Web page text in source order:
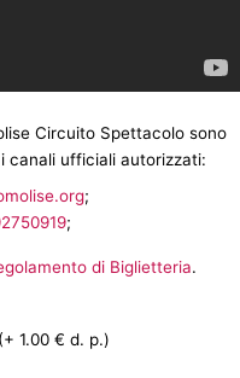
Circuito Spettacolo sono
canali ufficiali autorizzati:
;
;
di Biglietteria.
1.00 € d. p.)